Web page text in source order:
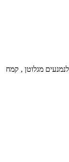
מגלוטן , קמח